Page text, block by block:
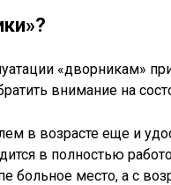
«дворникам»
внимание на
в возрасте еще и
в полностью
больное место, а с